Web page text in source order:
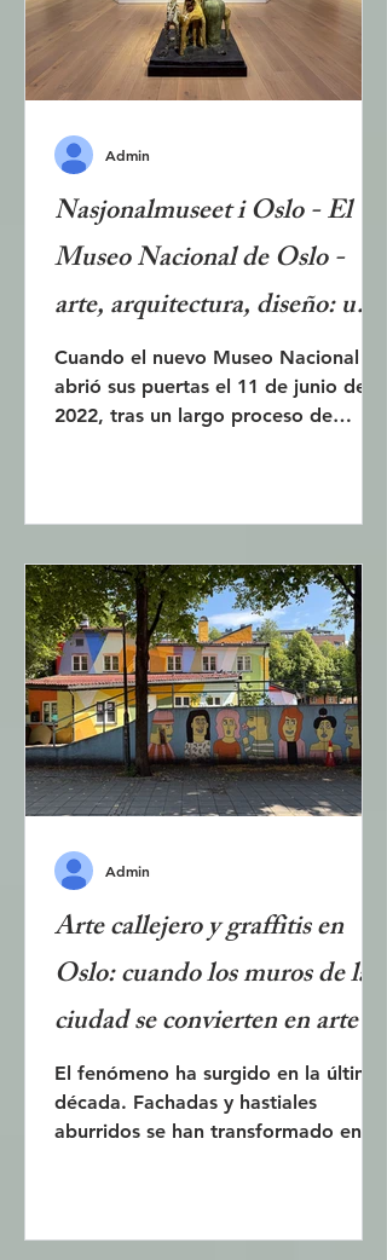
pinturas de gran tamaño y color que
ahora embelle
Nasjonalmuseet i Oslo - El
Museo Nacional de Oslo -
arte, arquitectura, diseño: un
edificio largamente pensado y
muy debatido que abarca una
Cuando el nuevo Museo Nacional
abrió sus puertas el 11 de junio de
2022, tras un largo proceso de
encuentra detrás de la antigua
estación de Vestbanes, en Aker
Brygge, Oslo. Presenta una
arquitectura moderna con líneas
rectas y grandes superficies sin
ornamentación. Esta publicación
presenta el edificio, los debates y
algunas de las obras de arte. El
Museo Nacional se fundó en 2003 t
Admin
Arte callejero y graffitis en
Oslo: cuando los muros de la
ciudad se convierten en arte -
arte urbano
El fenómeno ha surgido en la última
década. Fachadas y hastiales
aburridos se han transformado en
embellecer la ciudad. Algunas son
Admin